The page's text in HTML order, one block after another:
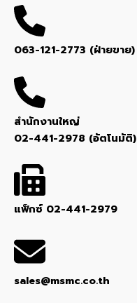
063-121-2773 (ฝ่ายขาย)
สำนักงานใหญ่
02-441-2978 (อัตโนมัติ)
แฟ็กซ์ 02-441-2979
sales@msmc.co.th